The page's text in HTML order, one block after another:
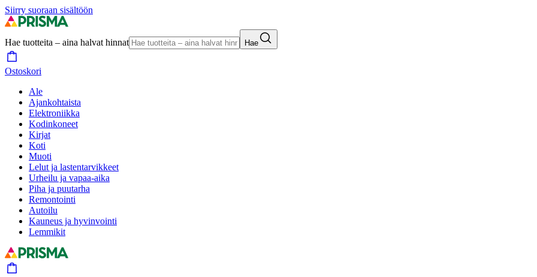
Siirry suoraan sisältöön
Hae tuotteita – aina halvat hinnat Hae
Ostoskori
Ale
Ajankohtaista
Elektroniikka
Kodinkoneet
Kirjat
Koti
Muoti
Lelut ja lastentarvikkeet
Urheilu ja vapaa-aika
Piha ja puutarha
Remontointi
Autoilu
Kauneus ja hyvinvointi
Lemmikit